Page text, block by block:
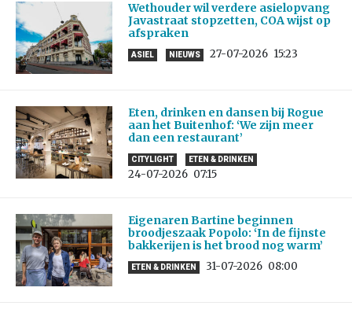
Wethouder wil verdere asielopvang
Javastraat stopzetten, COA wijst op
afspraken
ASIEL NIEUWS 27-07-2026 15:23
Eten, drinken en dansen bij Rogue
aan het Buitenhof: ‘We zijn meer
dan een restaurant’
CITYLIGHT ETEN & DRINKEN
24-07-2026 07:15
Eigenaren Bartine beginnen
broodjeszaak Popolo: ‘In de fijnste
bakkerijen is het brood nog warm’
ETEN & DRINKEN 31-07-2026 08:00